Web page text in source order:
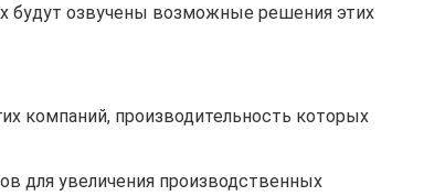
будут озвучены возможные решения этих
компаний, производительность которых
для увеличения производственных